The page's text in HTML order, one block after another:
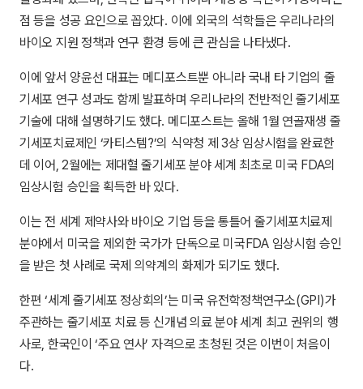
점 등을 성공 요인으로 꼽았다. 이에 외국의 석학들은 우리나라의
바이오 지원 정책과 연구 환경 등에 큰 관심을 나타냈다.
이에 앞서 양윤선 대표는 메디포스트뿐 아니라 국내 타 기업의 줄
기세포 연구 성과도 함께 발표하며 우리나라의 전반적인 줄기세포
기술에 대해 설명하기도 했다. 메디포스트는 올해 1월 연골재생 줄
기세포치료제인 ‘카티스템?’의 식약청 제 3상 임상시험을 완료한
데 이어, 2월에는 제대혈 줄기세포 분야 세계 최초로 미국 FDA의
임상시험 승인을 획득한 바 있다.
이는 전 세계 제약사와 바이오 기업 등을 통틀어 줄기세포치료제
분야에서 미국을 제외한 국가가 단독으로 미국FDA 임상시험 승인
을 받은 첫 사례로 국제 의약계의 화제가 되기도 했다.
한편 ‘세계 줄기세포 정상회의’는 미국 유전학정책연구소(GPI)가
주관하는 줄기세포 치료 등 신개념 의료 분야 세계 최고 권위의 행
사로, 한국인이 ‘주요 연사’ 자격으로 초청된 것은 이번이 처음이
다.